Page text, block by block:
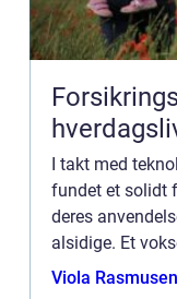
I takt med
fundet et solidt
deres
alsidige. Et
fanget særlig
Viola Rasmusen